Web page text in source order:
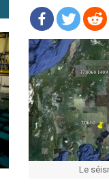
Le